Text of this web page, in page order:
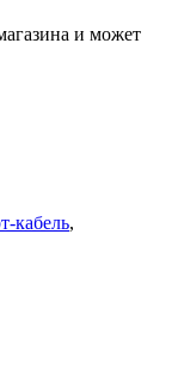
и может
кабель,